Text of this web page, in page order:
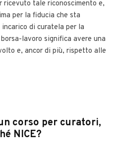
ricevuto tale riconoscimento e,
per la fiducia che sta
di curatela per la
lavoro significa avere una
e, ancor di più, rispetto alle
corso per curatori,
NICE?